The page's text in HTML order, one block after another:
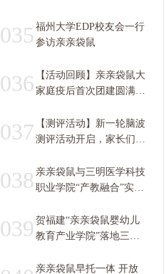
035 福州大学EDP校友会一行
参访亲亲袋鼠
036
【活动回顾】亲亲袋鼠大
家庭疫后首次团建圆满成
037
【测评活动】新一轮脑波
测评活动开启，家长们别
038 亲亲袋鼠与三明医学科技
职业学院“产教融合”实训
039 贺福建“亲亲袋鼠婴幼儿
教育产业学院”落地三明
工筹建
亲亲袋鼠早托一体 开放